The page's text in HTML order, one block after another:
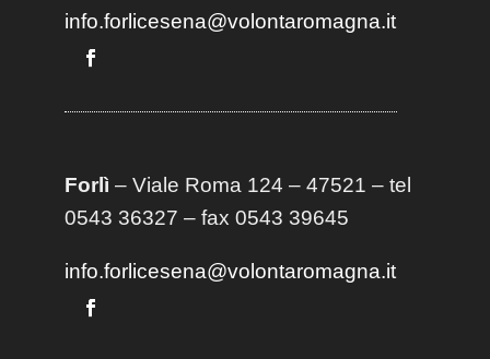
info.forlicesena@volontaromagna.it
Forlì – Viale Roma 124 – 47521 – tel
0543 36327 – fax 0543 39645
info.forlicesena@volontaromagna.it